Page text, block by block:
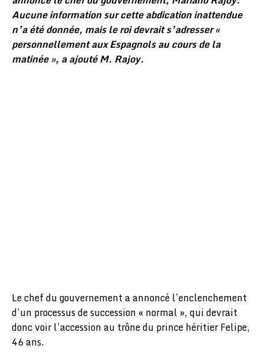
Aucune information sur cette abdication inattendue
n’a été donnée, mais le roi devrait s’adresser «
personnellement aux Espagnols au cours de la
matinée », a ajouté M. Rajoy.
Le chef du gouvernement a annoncé l’enclenchement
d’un processus de succession « normal », qui devrait
donc voir l’accession au trône du prince héritier Felipe,
46 ans.